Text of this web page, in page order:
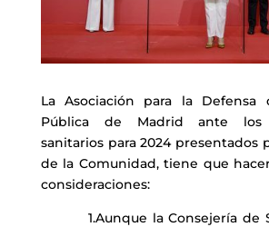
La Asociación para la Defensa
Pública de Madrid ante los
sanitarios para 2024 presentados
de la Comunidad, tiene que
consideraciones:
1.Aunque la Consejería de